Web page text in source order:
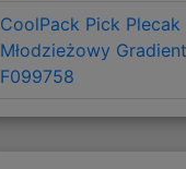
CoolPack Pick Plecak
Młodzieżowy
F099758